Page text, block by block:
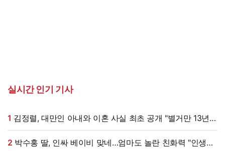
실시간 인기 기사
1
(데이앤나잇)
2